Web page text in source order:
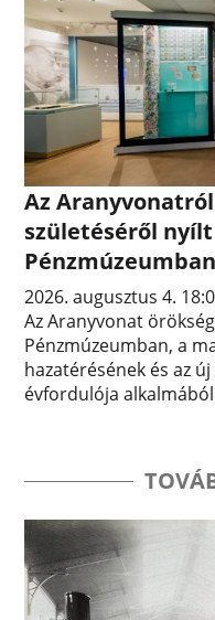
Az
születéséről
Pénzmúzeumban
2026. augusztus 4.
Az Aranyvonat
Pénzmúzeumban, a
hazatérésének és az
évfordulója